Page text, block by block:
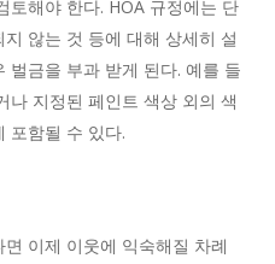
토해야 한다. HOA 규정에는 단
않는 것 등에 대해 상세히 설
벌금을 부과 받게 된다. 예를 들
나 지정된 페인트 색상 외의 색
포함될 수 있다.
이제 이웃에 익숙해질 차례